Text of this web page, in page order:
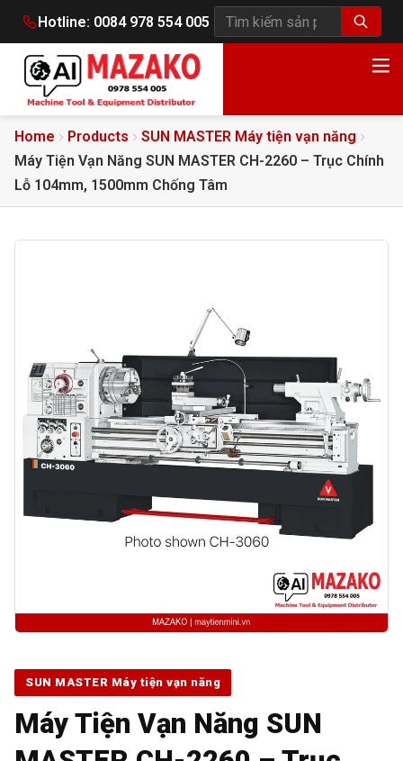
Hotline: 0084 978 554 005
Tìm kiếm sản phẩm
Home Products
SUN MASTER Máy tiện vạn năng
Máy Tiện Vạn Năng SUN MASTER CH-2260 – Trục Chính
Lỗ 104mm, 1500mm Chống Tâm
SUN MASTER Máy tiện vạn năng
Máy Tiện Vạn Năng SUN